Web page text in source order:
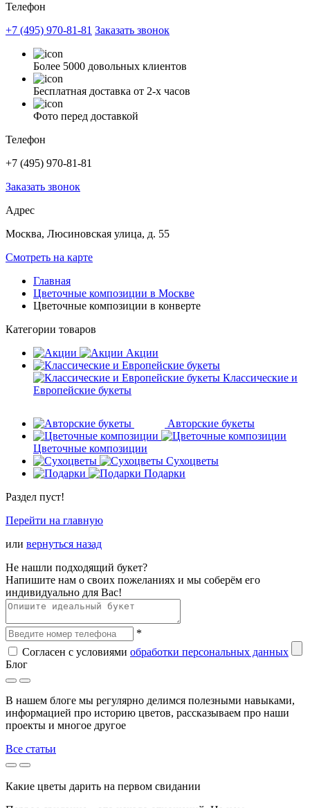
Телефон
+7 (495) 970-81-81 Заказать звонок
Более 5000 довольных клиентов
Бесплатная доставка от 2-х часов
Фото перед доставкой
Телефон
+7 (495) 970-81-81
Заказать звонок
Адрес
Москва, Люсиновская улица, д. 55
Смотреть на карте
Главная
Цветочные композиции в Москве
Цветочные композиции в конверте
Категории товаров
Акции
Классические и
Европейские букеты
Авторские букеты
Цветочные композиции
Сухоцветы
Подарки
Раздел пуст!
Перейти на главную
или вернуться назад
Не нашли подходящий букет?
Напишите нам о своих пожеланиях и мы соберём его
индивидуально для Вас!
*
Согласен с условиями обработки персональных данных
Блог
В нашем блоге мы регулярно делимся полезными навыками,
информацией про историю цветов, рассказываем про наши
проекты и многое другое
Все статьи
Какие цветы дарить на первом свидании